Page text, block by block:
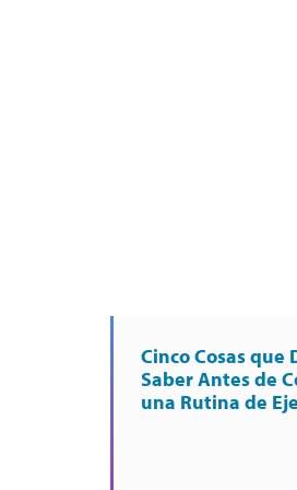
Cinco Cosas que
Saber Antes de
una Rutina de